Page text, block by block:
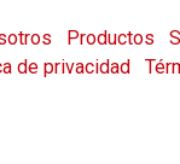
Productos
de privacidad